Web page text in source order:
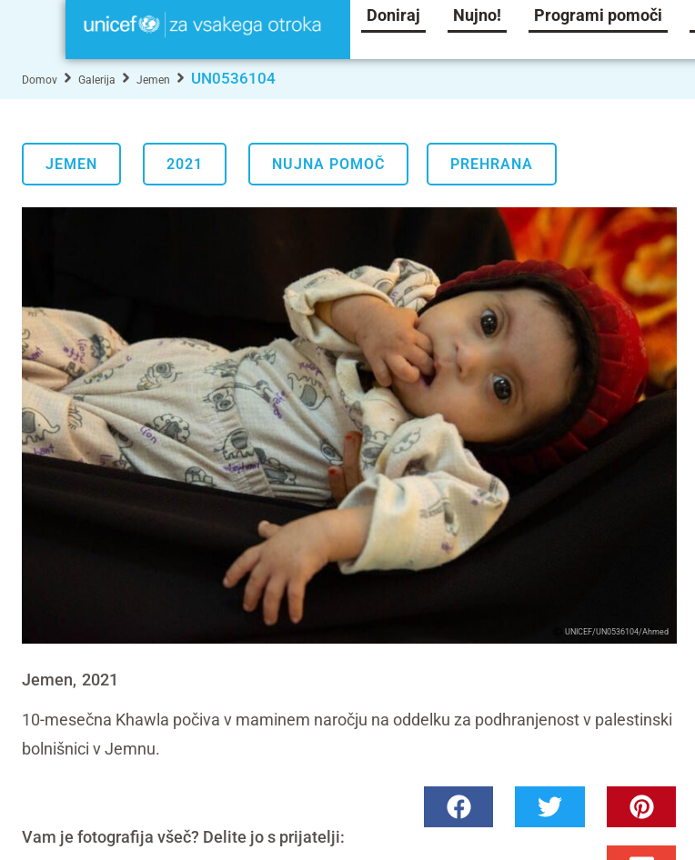
Doniraj Nujno! Programi pomoči
Domov Galerija Jemen UN0536104
JEMEN 2021 NUJNA POMOČ PREHRANA
UNICEF/UN0536104/Ahmed
Jemen, 2021
10-mesečna Khawla počiva v maminem naročju na oddelku za podhranjenost v palestinski
bolnišnici v Jemnu.
Vam je fotografija všeč? Delite jo s prijatelji: